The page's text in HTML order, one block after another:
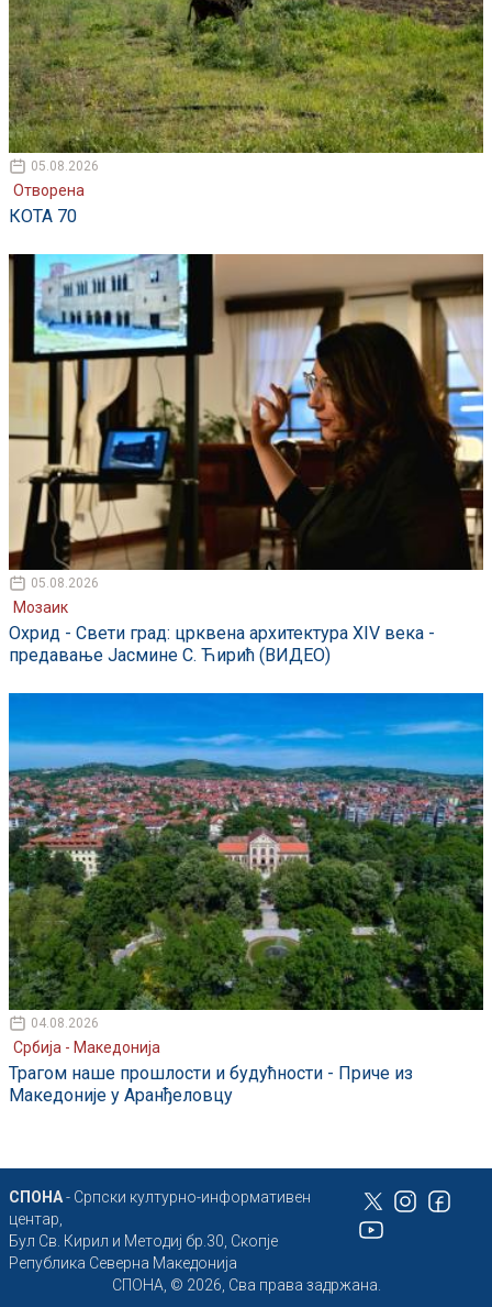
05.08.2026
Отворена
КОТА 70
05.08.2026
Мозаик
Охрид - Свети град: црквена архитектура XIV века -
предавање Јасмине С. Ћирић (ВИДЕО)
04.08.2026
Србија - Македонија
Трагом наше прошлости и будућности - Приче из
Македоније у Аранђеловцу
СПОНА- Српски културно-информативен
центар,
Бул Св. Кирил и Методиј бр.30, Скопје
Република Северна Македонија
СПОНА, © 2026, Сва права задржана.